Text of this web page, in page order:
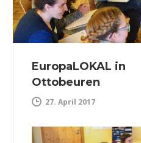
EuropaLOKAL in
Ottobeuren
27. April 2017